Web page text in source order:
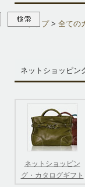
トップ> 全ての
ネットショッピ
ネットショッピン
グ・カタログギフト